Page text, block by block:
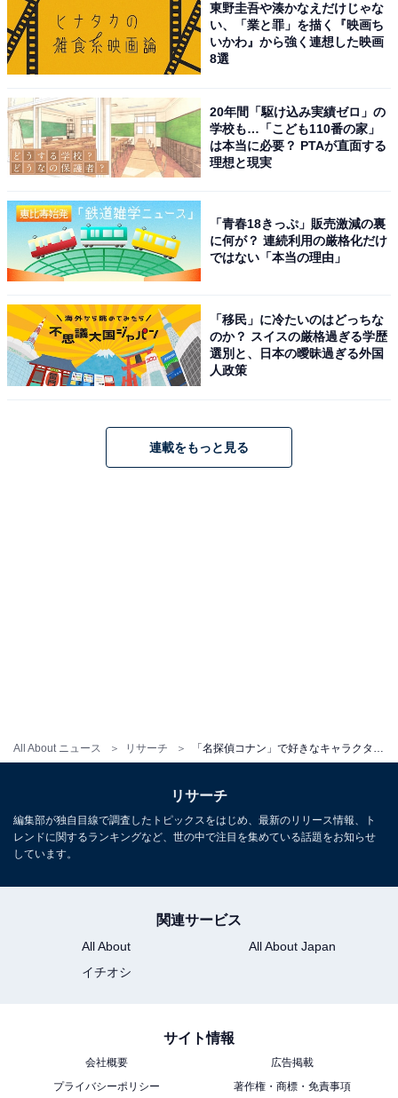
All About ニュース リサーチ
回答者コメント
「主人公でありながら冷静な推理力と行動力を持っ
ていて、どんな難事件にも立ち向かう姿がかっこい
いからです。仲間を大切にするところも魅力だと思
います」（30代男性／沖縄県）
「頭脳明晰でどんな難事件も解決するところや、仲
間を大切にするところが好きです。また、子どもの
姿でありながら大人顔負けの行動力があり、見てい
「事件を解決する様子と、蘭を大切に思う描写がい
東野圭吾や湊かなえだけじゃな
い、「業と罪」を描く『映画ち
いかわ』から強く連想した映画
8選
20年間「駆け込み実績ゼロ」の
学校も…「こども110番の家」
は本当に必要？ PTAが直面する
理想と現実
「青春18きっぷ」販売激減の裏
に何が？ 連続利用の厳格化だけ
ではない「本当の理由」
「移民」に冷たいのはどっちな
のか？ スイスの厳格過ぎる学歴
選別と、日本の曖昧過ぎる外国
人政策
連載をもっと見る
リサーチ
編集部が独自目線で調査したトピックスをはじめ、最新のリリース情報、ト
レンドに関するランキングなど、世の中で注目を集めている話題をお知らせ
しています。
関連サービス
All About
All About Japan
イチオシ
サイト情報
会社概要
広告掲載
プライバシーポリシー
著作権・商標・免責事項